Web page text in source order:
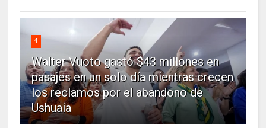
4
Walter Vuoto gastó $43 millones en
pasajes en un solo día mientras crecen
los reclamos por el abandono de
Ushuaia